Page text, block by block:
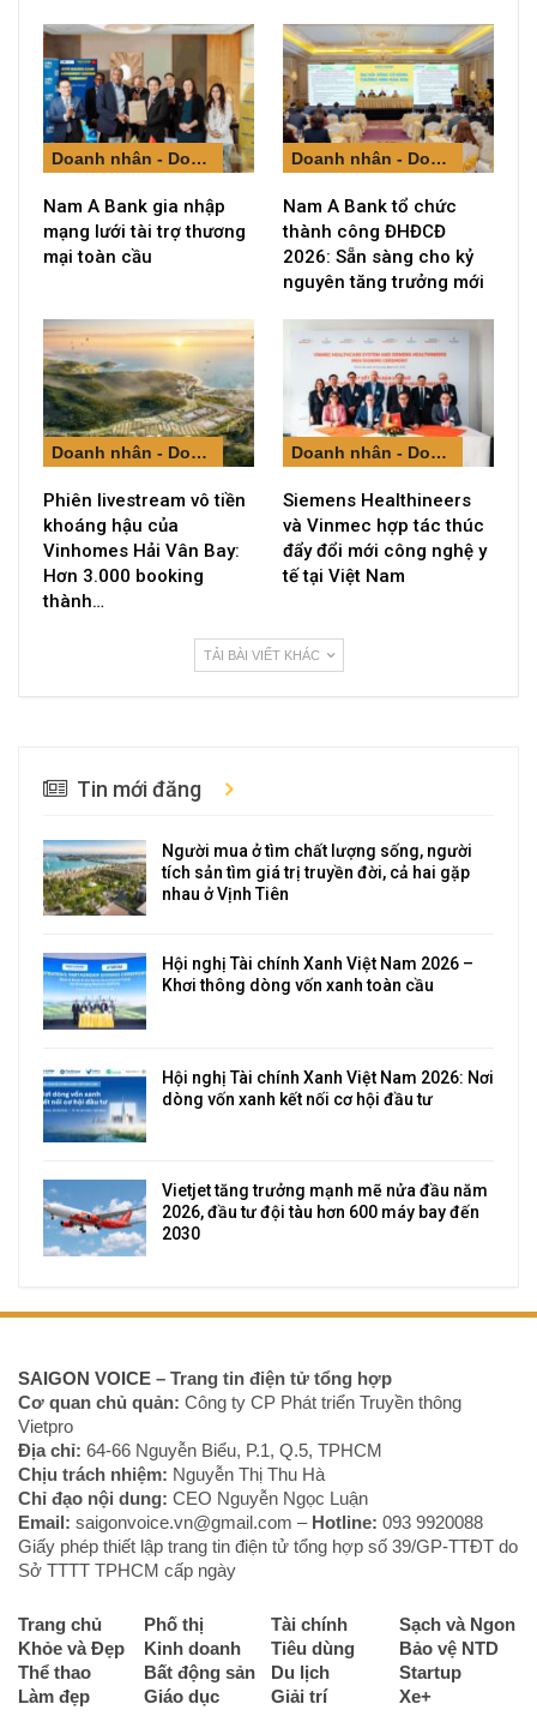
Doanh nhân - Doanh nghiệp
Nam A Bank gia nhập
mạng lưới tài trợ thương
mại toàn cầu
Doanh nhân - Doanh nghiệp
Nam A Bank tổ chức
thành công ĐHĐCĐ
2026: Sẵn sàng cho kỷ
nguyên tăng trưởng mới
Doanh nhân - Doanh nghiệp
Phiên livestream vô tiền
khoáng hậu của
Vinhomes Hải Vân Bay:
Hơn 3.000 booking
thành…
Doanh nhân - Doanh nghiệp
Siemens Healthineers
và Vinmec hợp tác thúc
đẩy đổi mới công nghệ y
tế tại Việt Nam
TẢI BÀI VIẾT KHÁC
Tin mới đăng
Người mua ở tìm chất lượng sống, người
tích sản tìm giá trị truyền đời, cả hai gặp
nhau ở Vịnh Tiên
Hội nghị Tài chính Xanh Việt Nam 2026 –
Khơi thông dòng vốn xanh toàn cầu
Hội nghị Tài chính Xanh Việt Nam 2026: Nơi
dòng vốn xanh kết nối cơ hội đầu tư
Vietjet tăng trưởng mạnh mẽ nửa đầu năm
2026, đầu tư đội tàu hơn 600 máy bay đến
2030
SAIGON VOICE – Trang tin điện tử tổng hợp
Cơ quan chủ quản: Công ty CP Phát triển Truyền thông
Vietpro
Địa chỉ: 64-66 Nguyễn Biểu, P.1, Q.5, TPHCM
Chịu trách nhiệm: Nguyễn Thị Thu Hà
Chỉ đạo nội dung: CEO Nguyễn Ngọc Luận
Email: saigonvoice.vn@gmail.com – Hotline: 093 9920088‬
Giấy phép thiết lập trang tin điện tử tổng hợp số 39/GP-TTĐT do
Sở TTTT TPHCM cấp ngày
Trang chủ Phố thị Tài chính
Sạch và Ngon
Khỏe và Đẹp
Kinh doanh Tiêu dùng
Bảo vệ NTD
Thể thao
Bất động sản Du lịch
Startup
Làm đẹp
Giáo dục Giải trí Xe+